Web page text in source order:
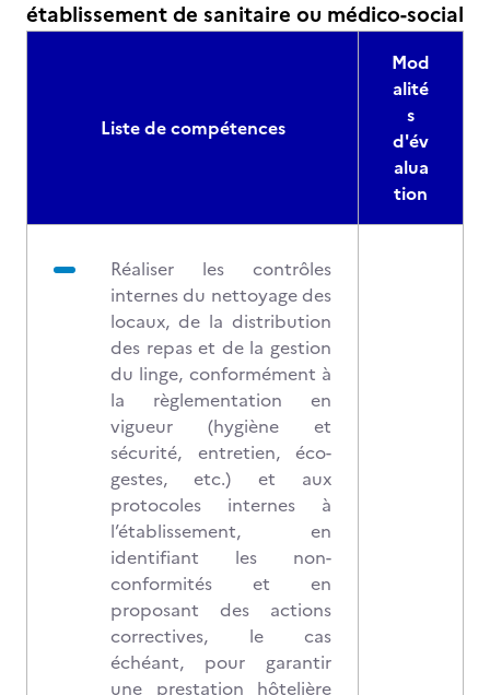
établissement de sanitaire ou médico-social
Liste de compétences
Mod
alité
s
d'év
alua
tion
Réaliser les contrôles
internes du nettoyage des
locaux, de la distribution
des repas et de la gestion
du linge, conformément à
la règlementation en
vigueur (hygiène et
sécurité, entretien, éco-
gestes, etc.) et aux
protocoles internes à
l’établissement, en
identifiant les non-
conformités et en
proposant des actions
correctives, le cas
échéant, pour garantir
une prestation hôtelière